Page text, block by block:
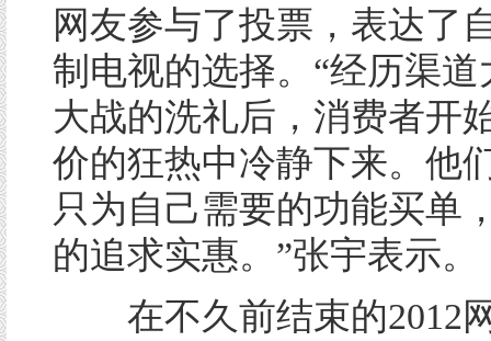
网友参与了投票，表达了
制电视的选择。“经历渠
大战的洗礼后，消费者开
价的狂热中冷静下来。他
只为自己需要的功能买单
的追求实惠。”张宇表示。
在不久前结束的2012